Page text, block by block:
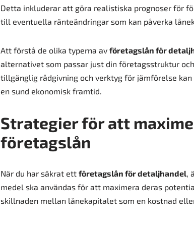
Detta inkluderar att göra realistiska prognoser för
till eventuella ränteändringar som kan påverka
Att förstå de olika typerna av företagslån för
alternativet som passar just din företagsstruktur
tillgänglig rådgivning och verktyg för jämförelse
en sund ekonomisk framtid.
Strategier för att
företagslån
När du har säkrat ett företagslån för detaljhandel
medel ska användas för att maximera deras
skillnaden mellan lånekapitalet som en kostnad